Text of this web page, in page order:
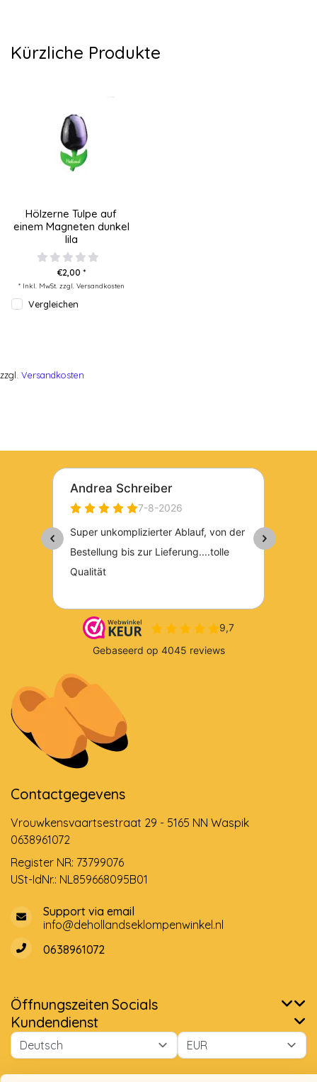
Wir benutzen Cookies nur für interne Zwecke um den
Webshop zu verbessern. Ist das in Ordnung?
Ja Nein
Kürzliche Produkte
Hölzerne Tulpe auf
einem Magneten dunkel
lila
€2,00 *
* Inkl. MwSt. zzgl. Versandkosten
Vergleichen
zzgl. Versandkosten
Contactgegevens
Vrouwkensvaartsestraat 29 - 5165 NN Waspik
0638961072
Register NR: 73799076
USt-IdNr.: NL859668095B01
Support via email
info@dehollandseklompenwinkel.nl
0638961072
Öffnungszeiten Socials
Kundendienst